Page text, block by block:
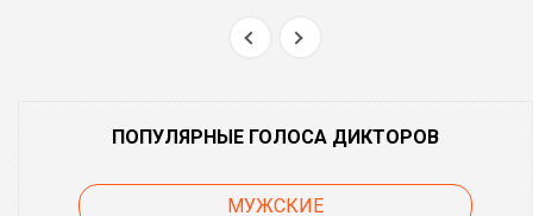
ПОПУЛЯРНЫЕ ГОЛОСА ДИКТОРОВ
МУЖСКИЕ